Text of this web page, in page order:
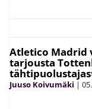
Atletico Madrid
tarjousta
Juuso Koivumäki |